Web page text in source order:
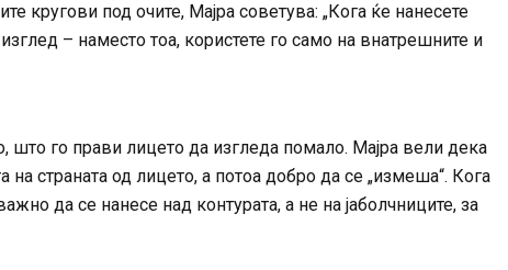
кругови под очите, Мајра советува: „Кога ќе нанесете
– наместо тоа, користете го само на внатрешните и
што го прави лицето да изгледа помало. Мајра вели дека
на страната од лицето, а потоа добро да се „измеша“. Кога
да се нанесе над контурата, а не на јаболчниците, за